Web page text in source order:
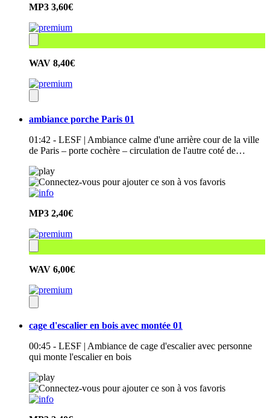
MP3 3,60€
WAV 8,40€
ambiance porche Paris 01
01:42 - LESF | Ambiance calme d'une arrière cour de la ville
de Paris – porte cochère – circulation de l'autre coté de…
MP3 2,40€
WAV 6,00€
cage d'escalier en bois avec montée 01
00:45 - LESF | Ambiance de cage d'escalier avec personne
qui monte l'escalier en bois